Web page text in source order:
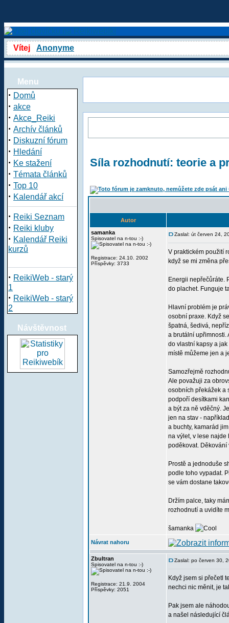
Vítej Anonyme
Menu
· Domů
· akce
· Akce_Reiki
· Archív článků
· Diskuzní fórum
· Hledání
· Ke stažení
· Témata článků
· Top 10
· Kalendář akcí
· Reiki Seznam
· Reiki kluby
· Kalendář Reiki
kurzů
· ReikiWeb - starý
1
· ReikiWeb - starý
2
Návštěvnost
Síla rozhodnutí: teorie a
Autor
samanka
Spisovatel na n-tou :-)
Registrace: 24.10. 2002
Příspěvky: 3733
Zaslal: út červen 24,
V praktickém použití
když se mi změna
Energii nepřečůráte.
do plachet. Funguje
Hlavní problém je
osobní praxe. Když
špatná, šedivá,
a brutální upřimnosti.
do vlastní kapsy a
místě můžeme jen a
Samozřejmě
Ale považuji za
osobních překážek a
podpoří desítkami
a být za ně vděčný.
jen na stav -
a buchty, kamarád
na výlet, v lese najde
poděkovat.
Prostě a jednoduše
podle toho vypadat.
se vám dostane
Držím palce, taky
rozhodnutí a uvidíte
šamanka
Návrat nahoru
Zbultran
Spisovatel na n-tou :-)
Registrace: 21.9. 2004
Příspěvky: 2051
Zaslal: po červen 30,
Když jsem si přečetl
nechci nic měnit, je
Pak jsem ale
a našel následující